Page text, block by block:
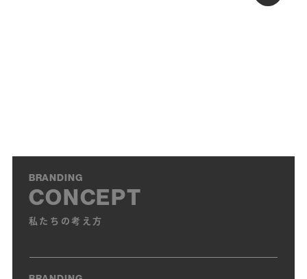
「季節を表現するデザインのアイデア」パイインターナシ
ョナル
「イラストを使ったデザインのアイデア」パイインターナ
BRANDING
CONCEPT
私たちの考え方